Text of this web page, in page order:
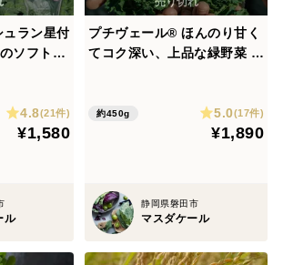
ュラン星付
ソフトケ
4.8(21件)
¥1,580
ル
プチヴェール® ほんのり甘く
てコク深い、上品な緑野菜 9
約450g 5.0(17件)
¥1,890
静岡県磐田市
マスダケール